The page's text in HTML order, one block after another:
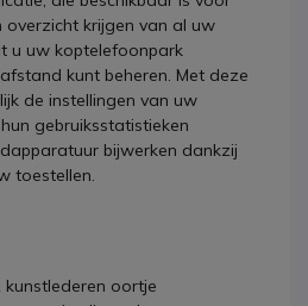
overzicht krijgen van al uw
u uw koptelefoonpark
kunt beheren. Met deze
de instellingen van uw
gebruiksstatistieken
bijwerken dankzij
toestellen.
oortje